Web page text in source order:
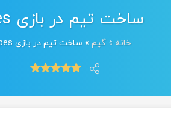
ساخت تیم در بازی pes
خانه »گیم » ساخت تیم در بازی pes